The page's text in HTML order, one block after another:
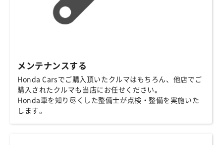
メンテナンスする
Honda Carsでご購入頂いたクルマはもちろん、他店でご
購入されたクルマも当店にお任せください。
Honda車を知り尽くした整備士が点検・整備を実施いた
します。